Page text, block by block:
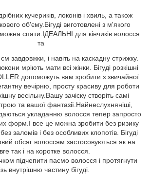
кучериків, локонів і хвиль, а також
об'єму.Бігуді виготовлені з м'якого
спати.ІДЕАЛЬНІ для кінчиків волосся
та
завдовжки, і навіть на каскадну стрижку.
мріють мати всі жінки. Бігуді розкішні
допоможуть вам зробити з звичайної
вечірню, просту красиву для роботи
весільну.Вашу зачіску створіть самі
та вашої фантазії.Найнеслухняніші,
укладанню волосся тепер запросто
форм.І все це можна зробити без ризику
без заломів і без особливих клопотів. Бігуді
обсяг волоссям застосовуються як на
так і на коротке волосся.
підчепити пасмо волосся і протягнути
внутрішню частину бігуді.